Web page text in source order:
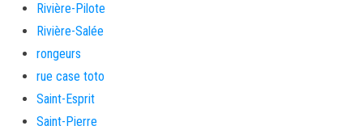
Rivière-Pilote
Rivière-Salée
rongeurs
rue case toto
Saint-Esprit
Saint-Pierre